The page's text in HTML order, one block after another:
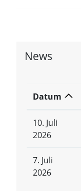
News
Datum
10. Juli
2026
7. Juli
2026